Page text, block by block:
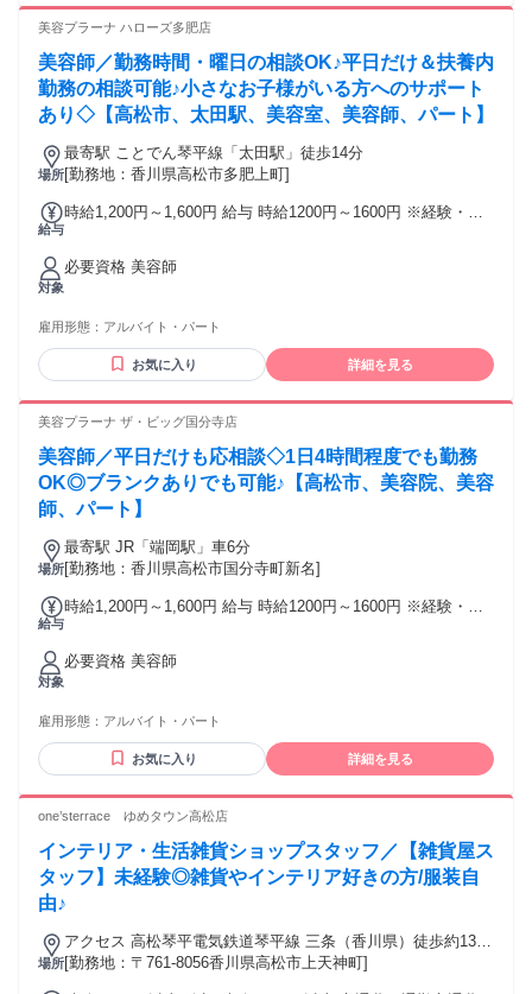
でも、 この制度から収入を得ている スタッフが多数いま
す。"
来的に正社員や店長を目指したい方 ・子育てが落ち着き、 仕
売職に挑戦したい方
美容プラーナ ハローズ多肥店
美容師／勤務時間・曜日の相談OK♪平日だけ＆扶養内
勤務の相談可能♪小さなお子様がいる方へのサポート
あり◇【高松市、太田駅、美容室、美容師、パート】
場所
最寄駅 ことでん琴平線「太田駅」徒歩14分
[勤務地：香川県高松市多肥上町]
給与
時給1,200円～1,600円 給与 時給1200円～1600円 ※経験・能
対象
必要資格 美容師
雇用形態： アルバイト・パート
お気に入り 詳細を見る
美容プラーナ ザ・ビッグ国分寺店
美容師／平日だけも応相談◇1日4時間程度でも勤務
OK◎ブランクありでも可能♪【高松市、美容院、美容
師、パート】
場所
最寄駅 JR「端岡駅」車6分
[勤務地：香川県高松市国分寺町新名]
給与
時給1,200円～1,600円 給与 時給1200円～1600円 ※経験・能
対象
必要資格 美容師
雇用形態： アルバイト・パート
お気に入り 詳細を見る
one’sterrace ゆめタウン高松店
インテリア・生活雑貨ショップスタッフ／【雑貨屋ス
タッフ】未経験◎雑貨やインテリア好きの方/服装自
由♪
場所
アクセス 高松琴平電気鉄道琴平線 三条（香川県）徒歩約13
分、高松琴平電気鉄道琴平線 伏石北口徒歩約15分、高松琴平
[勤務地：〒761-8056香川県高松市上天神町]